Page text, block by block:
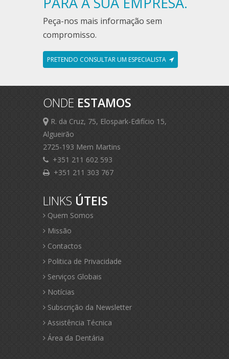
Peça-nos mais informação sem
compromisso.
PRETENDO CONSULTAR UM ESPECIALISTA
ONDE ESTAMOS
R. da Cruz, 75, Elospark-Edifício 15,
Algueirão
2725-193 Mem Martins
+351 211 602 593
+351 211 303 767
LINKS ÚTEIS
Quem Somos
Missão
Contactos
Politica de Privacidade
Serviços Globais
Notícias
Subscrição da Newsletter
Assistência Técnica
Área da Dentária